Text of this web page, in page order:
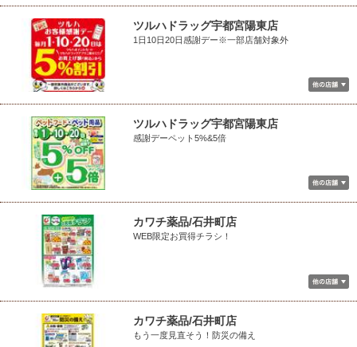
ツルハドラッグ宇都宮陽東店
1日10日20日感謝デー※一部店舗対象外
ツルハドラッグ宇都宮陽東店
感謝デーペット5%&5倍
カワチ薬品/石井町店
WEB限定お買得チラシ！
カワチ薬品/石井町店
もう一度見直そう！防災の備え